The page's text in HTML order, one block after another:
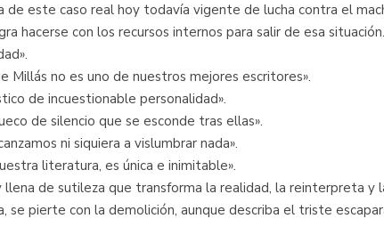
este caso real hoy todavía vigente de lucha contra el
hacerse con los recursos internos para salir de esa
Millás no es uno de nuestros mejores escritores».
de incuestionable personalidad».
de silencio que se esconde tras ellas».
ni siquiera a vislumbrar nada».
literatura, es única e inimitable».
de sutileza que transforma la realidad, la reinterpreta y
se pierte con la demolición, aunque describa el triste